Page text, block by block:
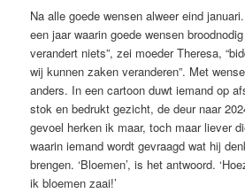
Na alle goede wensen alweer eind
een jaar waarin goede wensen
verandert niets”, zei moeder Theresa,
wij kunnen zaken veranderen”. Met
anders. In een cartoon duwt iemand op
stok en bedrukt gezicht, de deur naar
gevoel herken ik maar, toch maar liever
waarin iemand wordt gevraagd wat hij
brengen. ‘Bloemen’, is het antwoord.
ik bloemen zaai!’